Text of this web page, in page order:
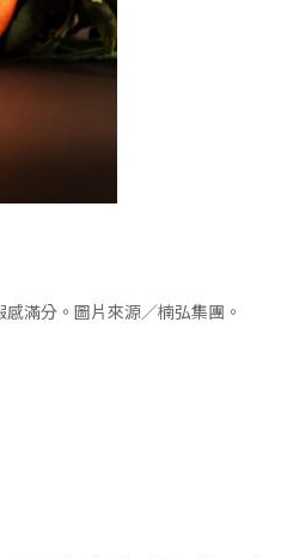
滿分。圖片來源／楠弘集團。